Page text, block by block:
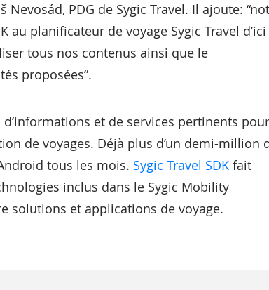
PDG de Sygic Travel. Il ajoute:
planificateur de voyage Sygic Travel d’ici
tous nos contenus ainsi que le
proposées”.
et de services pertinents
de voyages. Déjà plus d’un demi-million
tous les mois. Sygic Travel SDK fait
inclus dans le Sygic Mobility
solutions et applications de voyage.